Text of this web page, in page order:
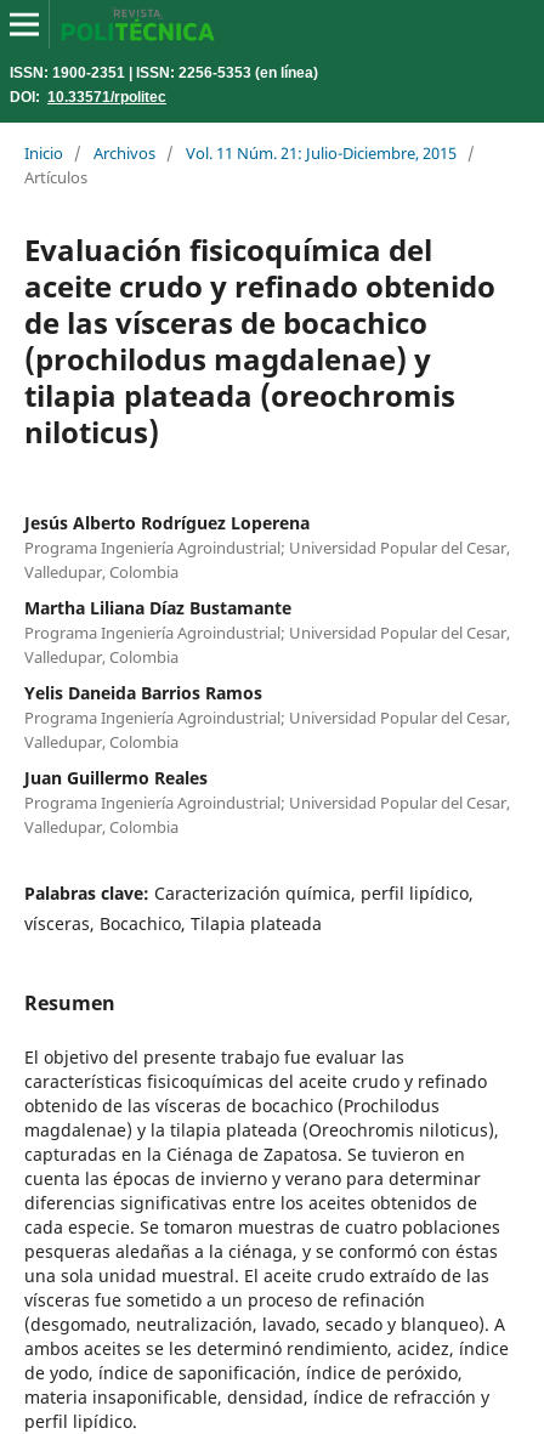
ISSN: 1900-2351 | ISSN: 2256-5353 (en línea)
DOI: 10.33571/rpolitec
Inicio / Archivos / Vol. 11 Núm. 21: Julio-Diciembre, 2015 /
Artículos
Evaluación fisicoquímica del
aceite crudo y refinado obtenido
de las vísceras de bocachico
(prochilodus magdalenae) y
tilapia plateada (oreochromis
niloticus)
Jesús Alberto Rodríguez Loperena
Programa Ingeniería Agroindustrial; Universidad Popular del Cesar,
Valledupar, Colombia
Martha Liliana Díaz Bustamante
Programa Ingeniería Agroindustrial; Universidad Popular del Cesar,
Valledupar, Colombia
Yelis Daneida Barrios Ramos
Programa Ingeniería Agroindustrial; Universidad Popular del Cesar,
Valledupar, Colombia
Juan Guillermo Reales
Programa Ingeniería Agroindustrial; Universidad Popular del Cesar,
Valledupar, Colombia
Palabras clave: Caracterización química, perfil lipídico,
vísceras, Bocachico, Tilapia plateada
Resumen
El objetivo del presente trabajo fue evaluar las
características fisicoquímicas del aceite crudo y refinado
obtenido de las vísceras de bocachico (Prochilodus
magdalenae) y la tilapia plateada (Oreochromis niloticus),
capturadas en la Ciénaga de Zapatosa. Se tuvieron en
cuenta las épocas de invierno y verano para determinar
diferencias significativas entre los aceites obtenidos de
cada especie. Se tomaron muestras de cuatro poblaciones
pesqueras aledañas a la ciénaga, y se conformó con éstas
una sola unidad muestral. El aceite crudo extraído de las
vísceras fue sometido a un proceso de refinación
(desgomado, neutralización, lavado, secado y blanqueo). A
ambos aceites se les determinó rendimiento, acidez, índice
de yodo, índice de saponificación, índice de peróxido,
materia insaponificable, densidad, índice de refracción y
perfil lipídico.